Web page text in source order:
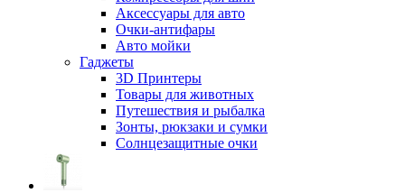
Аксессуары для авто
Очки-антифары
Авто мойки
Гаджеты
3D Принтеры
Товары для животных
Путешествия и рыбалка
Зонты, рюкзаки и сумки
Солнцезащитные очки